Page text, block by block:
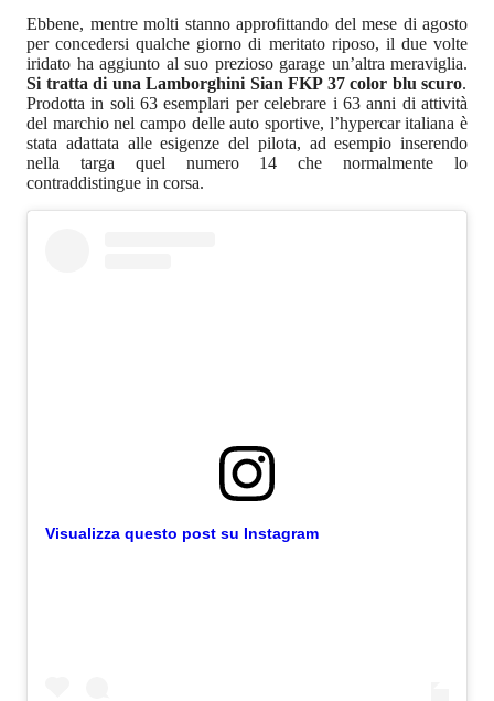
Ebbene, mentre molti stanno approfittando del mese di agosto
per concedersi qualche giorno di meritato riposo, il due volte
iridato ha aggiunto al suo prezioso garage un’altra meraviglia.
Si tratta di una Lamborghini Sian FKP 37 color blu scuro.
Prodotta in soli 63 esemplari per celebrare i 63 anni di attività
del marchio nel campo delle auto sportive, l’hypercar italiana è
stata adattata alle esigenze del pilota, ad esempio inserendo
nella targa quel numero 14 che normalmente lo
contraddistingue in corsa.
Visualizza questo post su Instagram